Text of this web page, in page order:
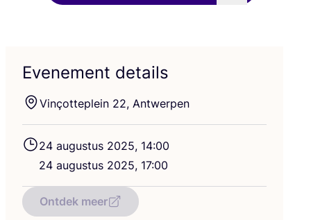
Evenement details
Vin­çot­te­plein 22, Antwerpen
24 augus­tus 2025, 14:00
24 augus­tus 2025, 17:00
Ontdek meer